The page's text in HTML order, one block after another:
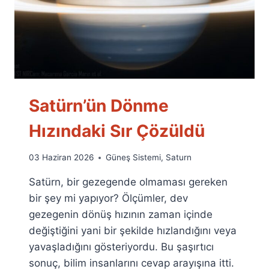
Satürn’ün Dönme
Hızındaki Sır Çözüldü
By
Fuat
Özyar
03 Haziran 2026 Güneş Sistemi, Saturn
Satürn, bir gezegende olmaması gereken
bir şey mi yapıyor? Ölçümler, dev
gezegenin dönüş hızının zaman içinde
değiştiğini yani bir şekilde hızlandığını veya
yavaşladığını gösteriyordu. Bu şaşırtıcı
sonuç, bilim insanlarını cevap arayışına itti.